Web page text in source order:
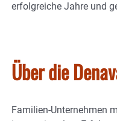
erfolgreiche Jahre und
Über die
Familien-Unternehmen